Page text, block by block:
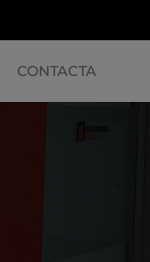
CONTACTA